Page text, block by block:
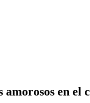
amorosos en el